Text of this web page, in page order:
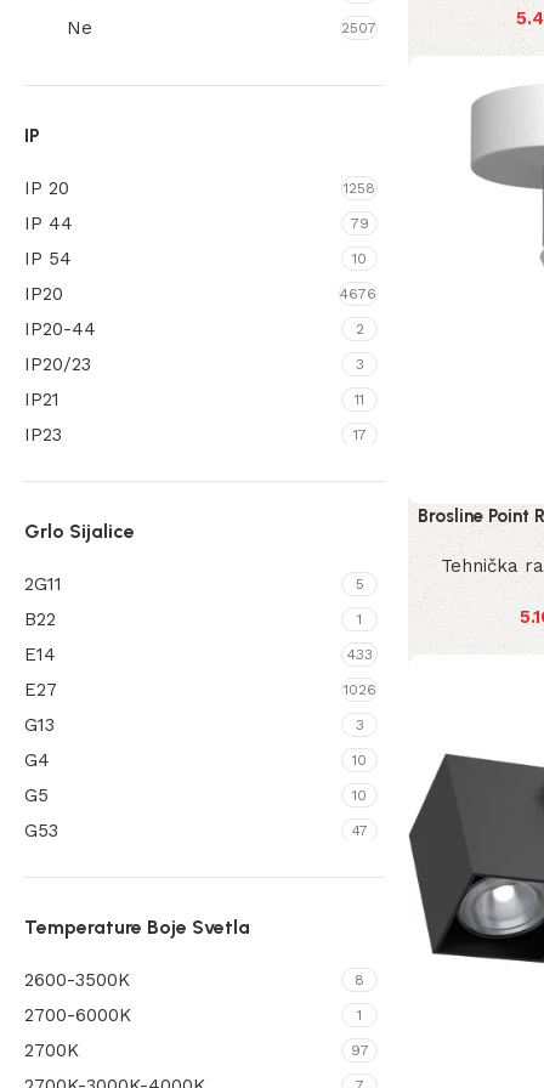
Ratan 4
Staklo
12
2
13
Ne 2507
IP
IP 20 1258
IP 44 79
IP 54 10
IP20 4676
IP20-44 2
IP20/23 3
IP21 11
IP23 17
IP44
IP44/43 4
IP54 444
IP64 4
IP65 339
IP65IP20 2
IP67 3
Grlo Sijalice
2G11 5
B22 1
E14 433
E27 1026
G13 3
G4 10
G5 10
G53 47
GU10 MINI
GX53 122
LEDModule 615
S14S 2
SolarLed 22
Temperature Boje Svetla
2600-3500K 8
2700-6000K 1
2700K 97
Brosline Point
Tehnička